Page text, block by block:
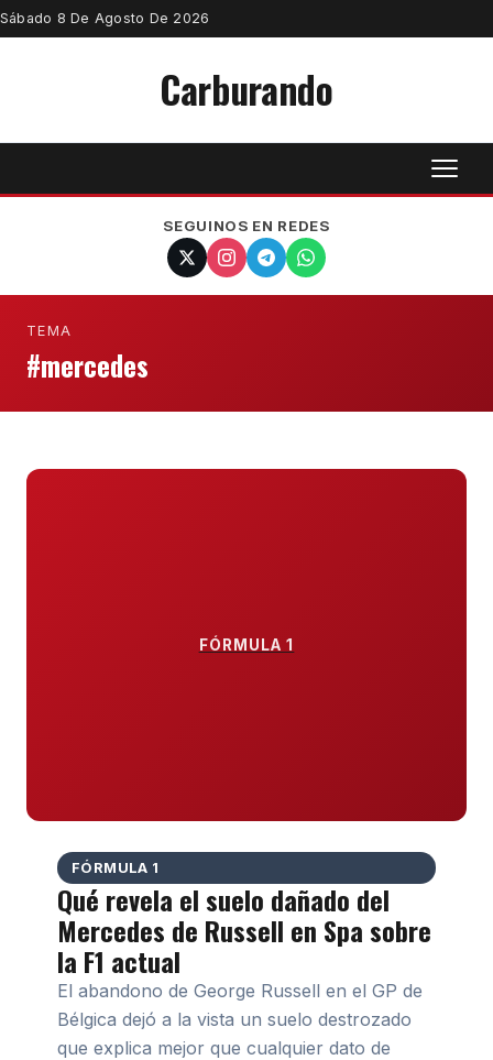
Sábado 8 De Agosto De 2026
Carburando
SEGUINOS EN REDES
TEMA
#mercedes
FÓRMULA 1
FÓRMULA 1
Qué revela el suelo dañado del
Mercedes de Russell en Spa sobre
la F1 actual
El abandono de George Russell en el GP de
Bélgica dejó a la vista un suelo destrozado
que explica mejor que cualquier dato de